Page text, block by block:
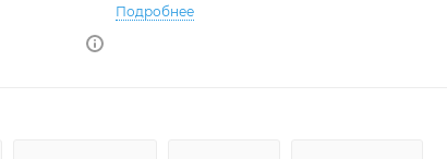
Подробнее